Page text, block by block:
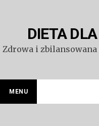
DIETA
Zdrowa i
MENU